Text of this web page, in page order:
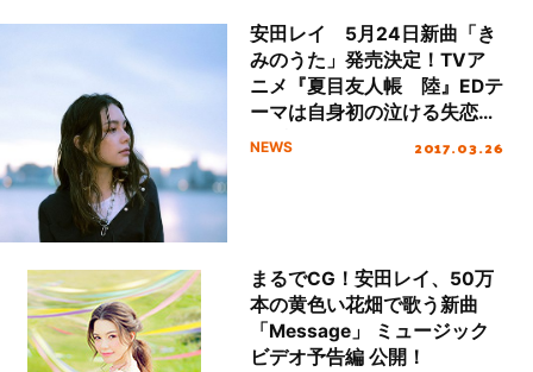
安田レイ 5月24日新曲「き
みのうた」発売決定！TVア
ニメ『夏目友人帳 陸』EDテ
ーマは自身初の泣ける失恋ソ
ング！
NEWS 2017.03.26
まるでCG！安田レイ、50万
本の黄色い花畑で歌う新曲
「Message」 ミュージック
ビデオ予告編 公開！